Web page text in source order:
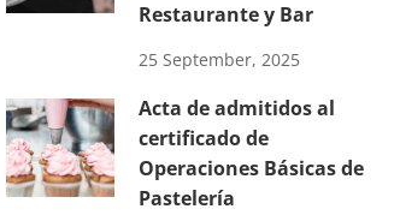
Restaurante y Bar
25 September, 2025
Acta de admitidos al
certificado de
Operaciones Básicas de
Pastelería